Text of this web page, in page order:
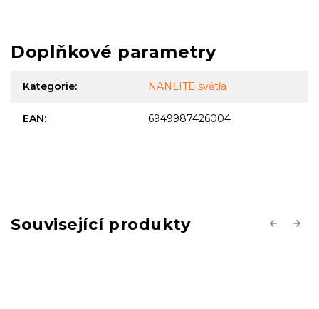
Doplňkové parametry
Kategorie: NANLITE světla
EAN: 6949987426004
Související produkty Previous
Next